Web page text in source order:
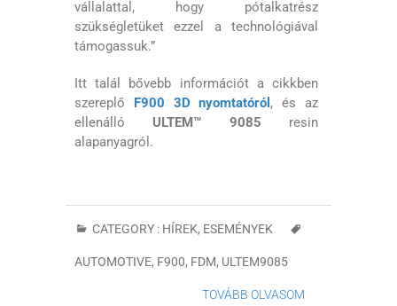
vállalattal, hogy pótalkatrész
szükségletüket ezzel a technológiával
támogassuk.”
Itt talál bővebb információt a cikkben
szereplő F900 3D nyomtatóról , és az
ellenálló ULTEM™ 9085 resin
alapanyagról.
CATEGORY : HÍREK, ESEMÉNYEK
AUTOMOTIVE, F900, FDM, ULTEM9085
TOVÁBB OLVASOM